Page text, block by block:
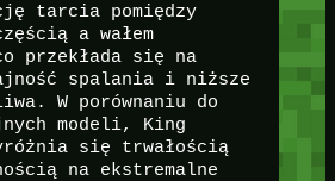
tarcia pomiędzy
a wałem
przekłada się na
spalania i niższe
W porównaniu do
modeli, King
się trwałością
na ekstremalne